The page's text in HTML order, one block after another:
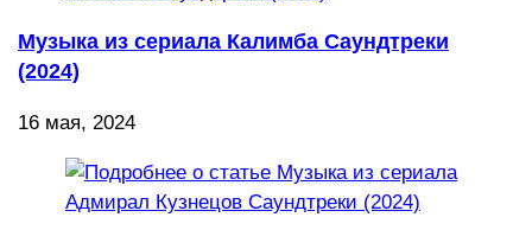
Музыка из сериала Калимба Саундтреки
(2024)
16 мая, 2024